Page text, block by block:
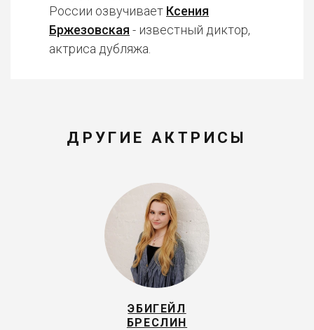
России озвучивает Ксения
Бржезовская - известный диктор,
актриса дубляжа.
ДРУГИЕ АКТРИСЫ
ЭБИГЕЙЛ
БРЕСЛИН